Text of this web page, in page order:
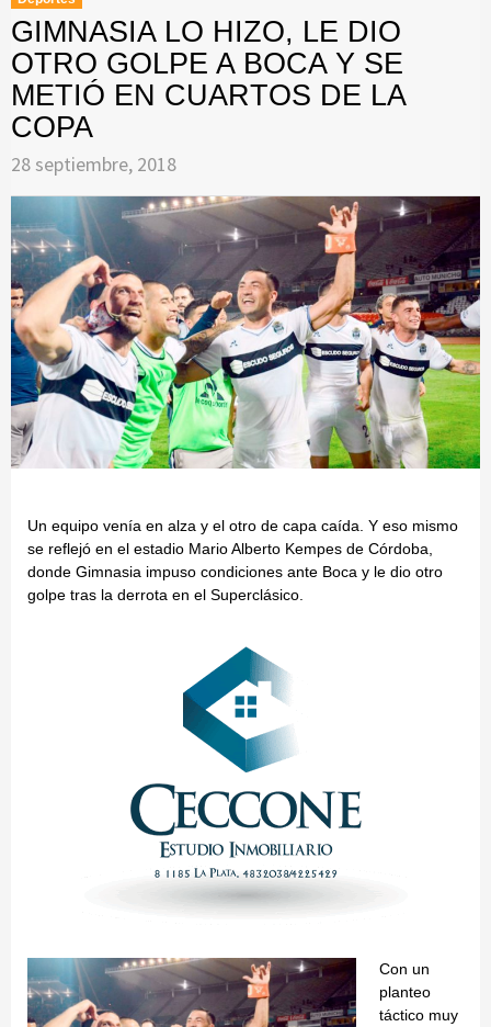
GIMNASIA LO HIZO, LE DIO
OTRO GOLPE A BOCA Y SE
METIÓ EN CUARTOS DE LA
COPA
28 septiembre, 2018
Un equipo venía en alza y el otro de capa caída. Y eso mismo
se reflejó en el estadio Mario Alberto Kempes de Córdoba,
donde Gimnasia impuso condiciones ante Boca y le dio otro
golpe tras la derrota en el Superclásico.
Con un
planteo
táctico muy